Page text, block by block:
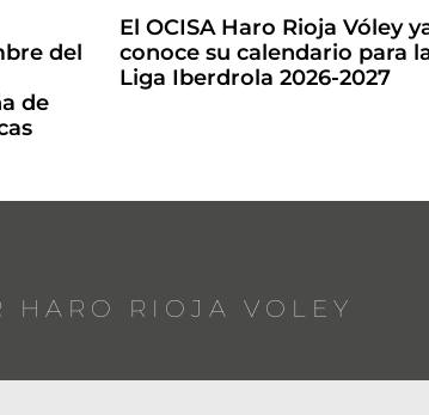
del
de
El OCISA Haro Rioja Vóley
conoce su calendario para
Liga Iberdrola 2026-2027
HARO RIOJA VOLEY